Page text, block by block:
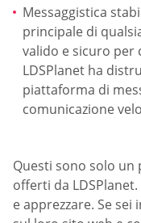
Messaggistica
principale di
valido e sicuro per
LDSPlanet ha
piattaforma di
comunicazione
Questi sono solo
offerti da
e apprezzare. Se